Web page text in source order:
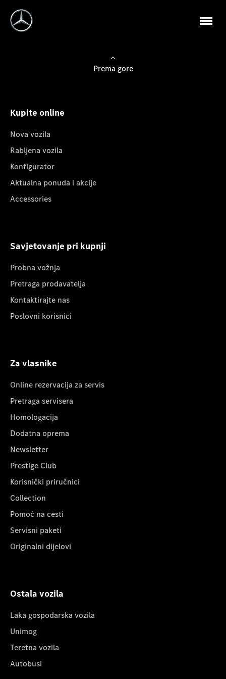
Prema gore
Kupite online
Nova vozila
Rabljena vozila
Konfigurator
Aktualna ponuda i akcije
Accessories
Savjetovanje pri kupnji
Probna vožnja
Pretraga prodavatelja
Kontaktirajte nas
Poslovni korisnici
Za vlasnike
Online rezervacija za servis
Pretraga servisera
Homologacija
Dodatna oprema
Newsletter
Prestige Club
Korisnički priručnici
Collection
Pomoć na cesti
Servisni paketi
Originalni dijelovi
Ostala vozila
Laka gospodarska vozila
Unimog
Teretna vozila
Autobusi